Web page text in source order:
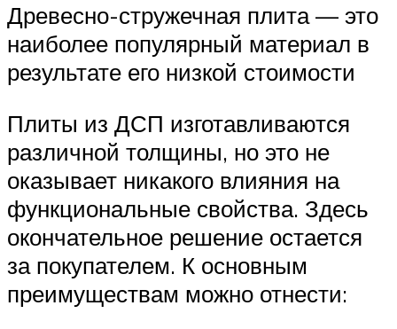
Древесно-стружечная плита — это
наиболее популярный материал в
результате его низкой стоимости
Плиты из ДСП изготавливаются
различной толщины, но это не
оказывает никакого влияния на
функциональные свойства. Здесь
окончательное решение остается
за покупателем. К основным
преимуществам можно отнести: